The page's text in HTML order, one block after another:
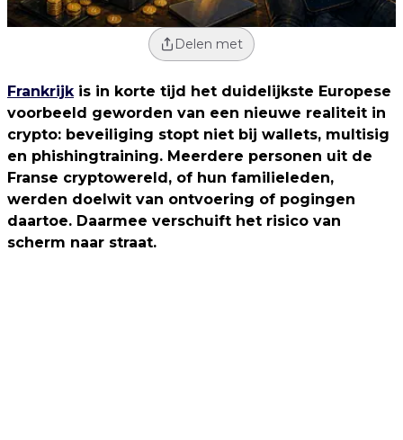
Delen met
Frankrijkis in korte tijd het duidelijkste Europese
voorbeeld geworden van een nieuwe realiteit in
crypto: beveiliging stopt niet bij wallets, multisig
en phishingtraining. Meerdere personen uit de
Franse cryptowereld, of hun familieleden,
werden doelwit van ontvoering of pogingen
daartoe. Daarmee verschuift het risico van
scherm naar straat.